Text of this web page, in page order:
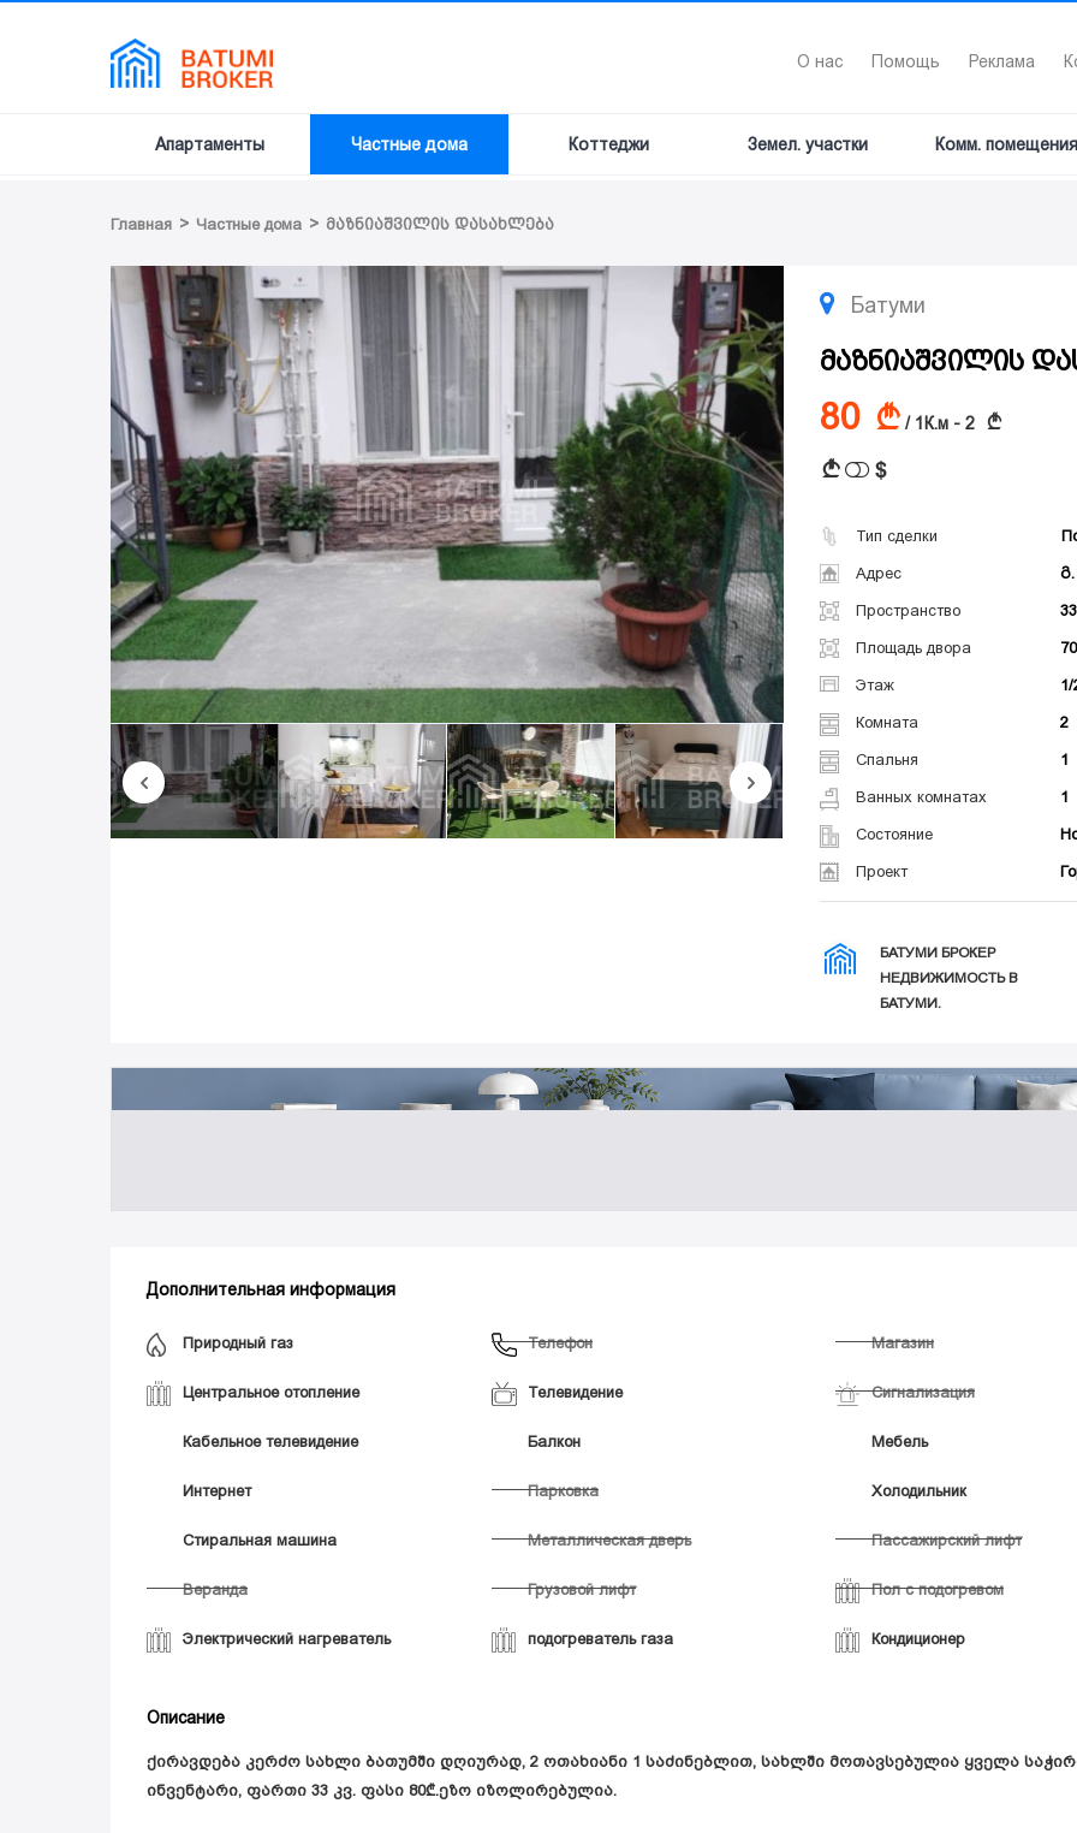
О нас Помощь Реклама
Апартаменты Частные дома Коттеджи Земел. участки Комм. помещения
Главная > Частные дома > მაზნიაშვილის დასახლება
Батуми
მაზნიაშვილის
80 A / 1К.м - 2 A
A $
Тип сделки
Адрес
Пространство
Площадь двора
Этаж 1/
Комната 2
Спальня 1
Ванных комнатах 1
Состояние
Проект
БАТУМИ БРОКЕР
НЕДВИЖИМОСТЬ В
БАТУМИ.
Дополнительная информация
Природный газ Телефон Магазин
Центральное отопление Телевидение Сигнализация
Кабельное телевидение Балкон Мебель
Интернет Парковка Холодильник
Стиральная машина Металлическая дверь Пассажирский лифт
Веранда Грузовой лифт Пол с подогревом
Электрический нагреватель подогреватель газа Кондиционер
Описание
ქირავდება კერძო სახლი ბათუმში დღიურად, 2 ოთახიანი 1 საძინებლით, სახლში მოთავსებულია ყველა
ინვენტარი, ფართი 33 კვ. ფასი 80₾.ეზო იზოლირებულია.